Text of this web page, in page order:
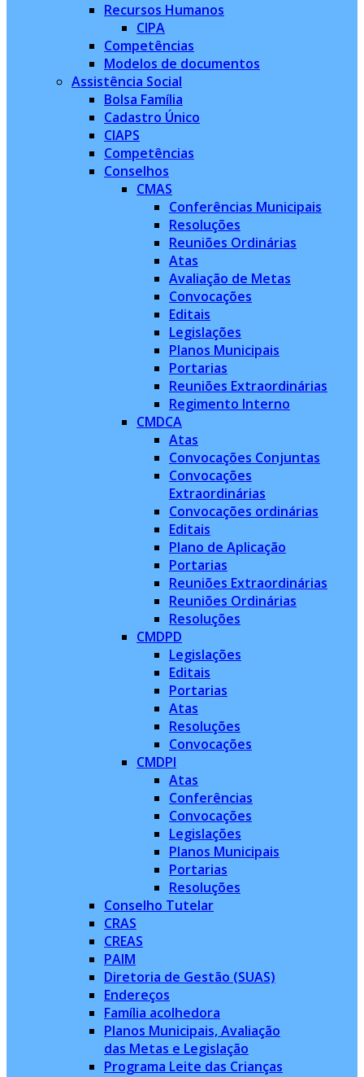
Recursos Humanos
CIPA
Competências
Modelos de documentos
Assistência Social
Bolsa Família
Cadastro Único
CIAPS
Competências
Conselhos
CMAS
Conferências Municipais
Resoluções
Reuniões Ordinárias
Atas
Avaliação de Metas
Convocações
Editais
Legislações
Planos Municipais
Portarias
Reuniões Extraordinárias
Regimento Interno
CMDCA
Atas
Convocações Conjuntas
Convocações
Extraordinárias
Convocações ordinárias
Editais
Plano de Aplicação
Portarias
Reuniões Extraordinárias
Reuniões Ordinárias
Resoluções
CMDPD
Legislações
Editais
Portarias
Atas
Resoluções
Convocações
CMDPI
Atas
Conferências
Convocações
Legislações
Planos Municipais
Portarias
Resoluções
Conselho Tutelar
CRAS
CREAS
PAIM
Diretoria de Gestão (SUAS)
Endereços
Família acolhedora
Planos Municipais, Avaliação
das Metas e Legislação
Programa Leite das Crianças